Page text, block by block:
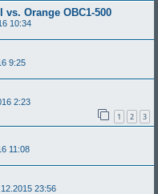
vs. Orange OBC1-500
10:34
9:25
2:23
1 2 3
11:08
23:56